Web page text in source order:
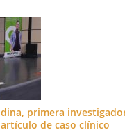
primera
de caso clínico